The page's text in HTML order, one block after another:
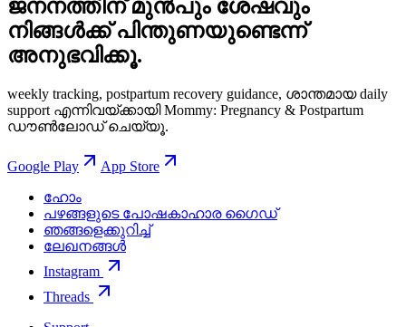
ജനനത്തിന് മുൻപും ശേഷവും
നിങ്ങള്‍ക്ക് പിന്തുണയുണ്ടെന്ന്
അനുഭവിക്കൂ.
weekly tracking, postpartum recovery guidance, ശാന്തമായ daily
support എന്നിവയ്ക്കായി Mommy: Pregnancy & Postpartum
ഡൗൺലോഡ് ചെയ്യൂ.
Google Play
App Store
ഹോം
പഴങ്ങളുടെ പോഷകാഹാര ഗൈഡ്
ഞങ്ങളെക്കുറിച്ച്
ലേഖനങ്ങൾ
Instagram
Threads